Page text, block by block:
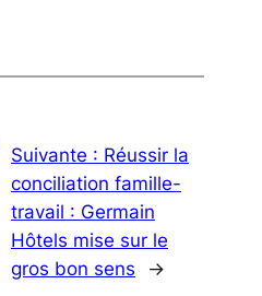
Suivante : Réussir la
conciliation famille-
travail : Germain
Hôtels mise sur le
gros bon sens
→